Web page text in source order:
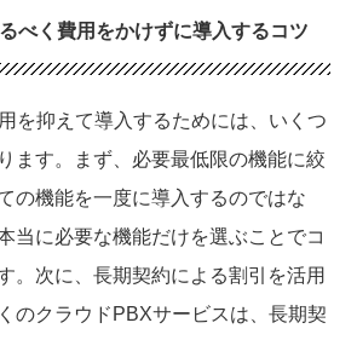
べく費用をかけずに導入するコツ
を抑えて導入するためには、いくつ
ます。まず、必要最低限の機能に絞
の機能を一度に導入するのではな
当に必要な機能だけを選ぶことでコ
。次に、長期契約による割引を活用
のクラウドPBXサービスは、長期契